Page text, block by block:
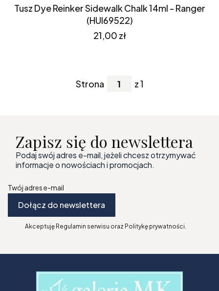
Tusz Dye Reinker Sidewalk Chalk 14ml - Ranger
(HUI69522)
Cena
21,00 zł
Strona z 1
Zapisz się do newslettera
Podaj swój adres e-mail, jeżeli chcesz otrzymywać
informacje o nowościach i promocjach.
Twój adres e-mail
Dołącz do newslettera
Akceptuję Regulamin serwisu oraz Politykę prywatności.